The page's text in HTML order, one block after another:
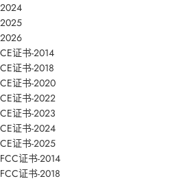
2024
2025
2026
CE证书-2014
CE证书-2018
CE证书-2020
CE证书-2022
CE证书-2023
CE证书-2024
CE证书-2025
FCC证书-2014
FCC证书-2018